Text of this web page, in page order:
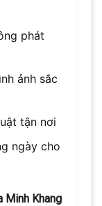
phát
ảnh sắc
tận nơi
ngày cho
Minh Khang